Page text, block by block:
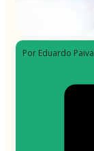
Por Eduardo Paiva